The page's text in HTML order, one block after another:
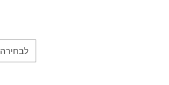
לבחירה